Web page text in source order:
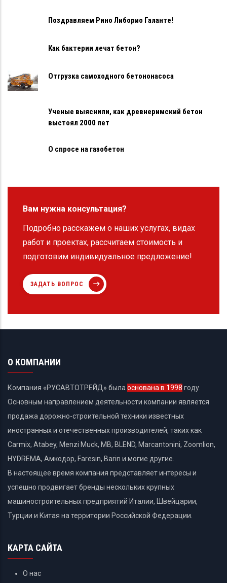
Поздравляем Рино Либорио Галанте!
Как бактерии лечат бетон?
Отгрузка самоходного бетононасоса
Ученые выяснили, как древнеримский бетон
выстоял 2000 лет
О спросе на газобетон
Вам нужна консультация?
Подробно расскажем о наших услугах, видах
работ и проектах, рассчитаем стоимость и
подготовим индивидуальное предложение!
ЗАДАТЬ ВОПРОС
О КОМПАНИИ
Компания «РУСАВТОТРЕЙД» былаоснована в 1998 году.
Основным направлением деятельности компании является
продажа дорожно-строительной техники известных
иностранных и отечественных производителей, таких как
Carmix, Atabey, Menzi Muck, MB, BLEND, Marcantonini, Zoomlion,
HYDREMA, Амкодор, Faresin, Barin и могие другие.
В настоящее время компания представляет интересы и
успешно продвигает бренды нескольких крупных
машиностроительных предприятий Италии, Швейцарии,
Турции и Китая на территории Российской Федерации.
КАРТА САЙТА
О нас